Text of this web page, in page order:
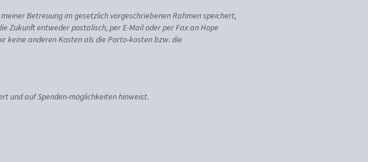
Betreuung im gesetzlich vorgeschriebenen Rahmen speichert,
Zukunft entweder postalisch, per E-Mail oder per Fax an Hope
keine anderen Kosten als die Porto-kosten bzw. die
und auf Spenden-möglichkeiten hinweist.